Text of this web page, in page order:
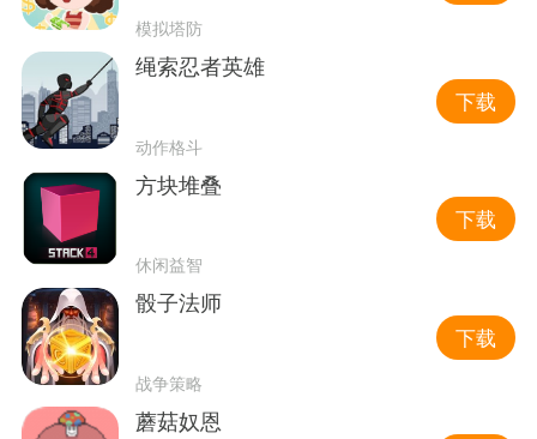
模拟塔防
绳索忍者英雄
动作格斗
下载
方块堆叠
休闲益智
下载
骰子法师
战争策略
下载
蘑菇奴恩